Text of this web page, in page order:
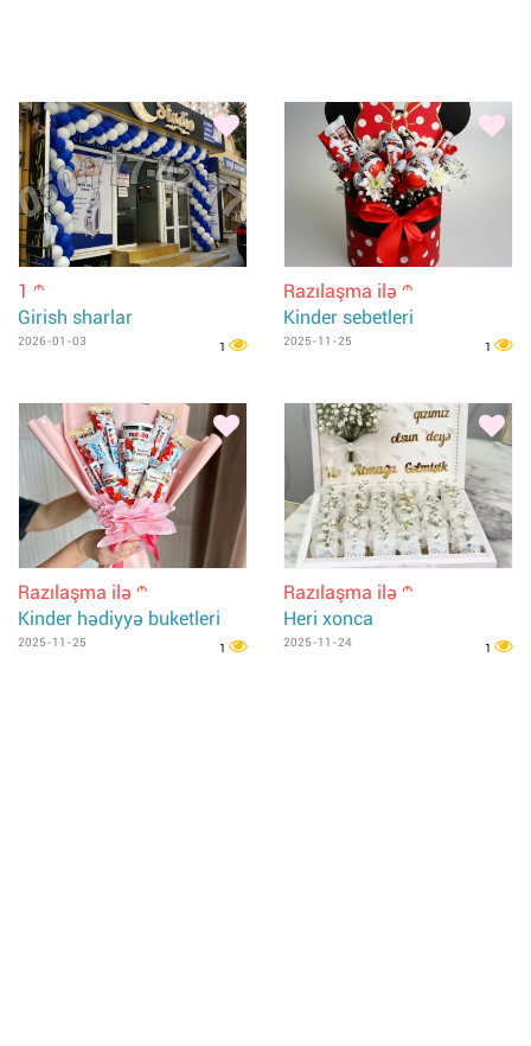
1 m
Girish sharlar
2026-01-03 1
Razılaşma ilə m
Kinder sebetleri
2025-11-25 1
Razılaşma ilə m
Kinder hədiyyə buketleri
2025-11-25 1
Razılaşma ilə m
Heri xonca
2025-11-24 1